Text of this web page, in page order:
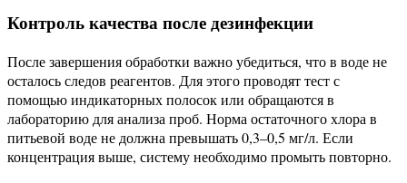
Контроль качества после дезинфекции
После завершения обработки важно убедиться, что в воде не
осталось следов реагентов. Для этого проводят тест с
помощью индикаторных полосок или обращаются в
лабораторию для анализа проб. Норма остаточного хлора в
питьевой воде не должна превышать 0,3–0,5 мг/л. Если
концентрация выше, систему необходимо промыть повторно.